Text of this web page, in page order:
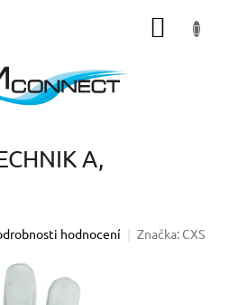
A,
hodnocení Značka: CXS